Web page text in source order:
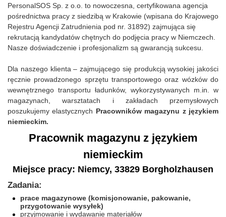
PersonalSOS Sp. z o.o. to nowoczesna, certyfikowana agencja
pośrednictwa pracy z siedzibą w Krakowie (wpisana do Krajowego
Rejestru Agencji Zatrudnienia pod nr. 31892) zajmująca się
rekrutacją kandydatów chętnych do podjęcia pracy w Niemczech.
Nasze doświadczenie i profesjonalizm są gwarancją sukcesu.
Dla naszego klienta – zajmującego się produkcją wysokiej jakości
ręcznie prowadzonego sprzętu transportowego oraz wózków do
wewnętrznego transportu ładunków, wykorzystywanych m.in. w
magazynach, warsztatach i zakładach przemysłowych
poszukujemy elastycznych Pracowników magazynu z językiem
niemieckim.
Pracownik magazynu z językiem
niemieckim
Miejsce pracy: Niemcy, 33829 Borgholzhausen
Zadania:
prace magazynowe (komisjonowanie, pakowanie,
przygotowanie wysyłek)
przyjmowanie i wydawanie materiałów